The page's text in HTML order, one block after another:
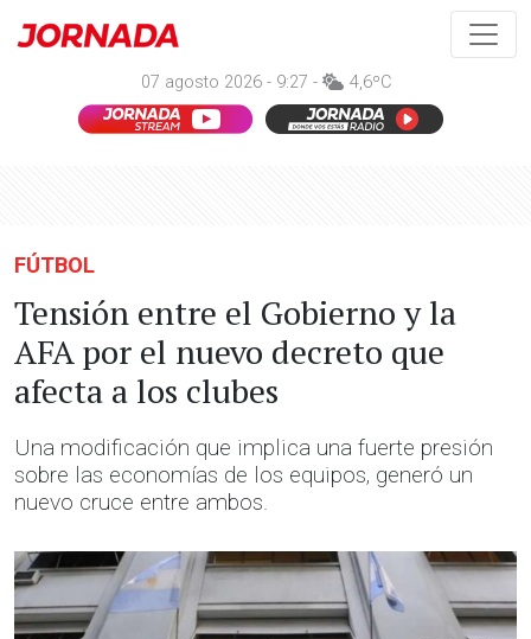
07 agosto 2026 - 9:27 - 4,6ºC
FÚTBOL
Tensión entre el Gobierno y la
AFA por el nuevo decreto que
afecta a los clubes
Una modificación que implica una fuerte presión
sobre las economías de los equipos, generó un
nuevo cruce entre ambos.